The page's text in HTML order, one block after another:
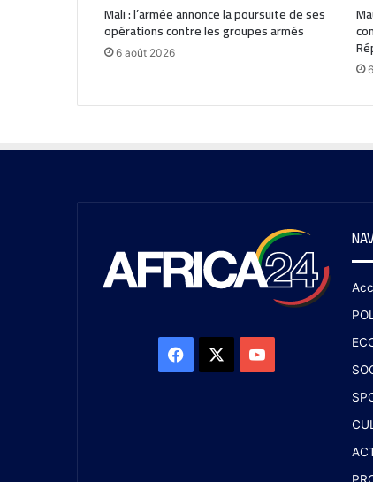
Mali : l’armée annonce la poursuite de ses
opérations contre les groupes armés
6 août 2026